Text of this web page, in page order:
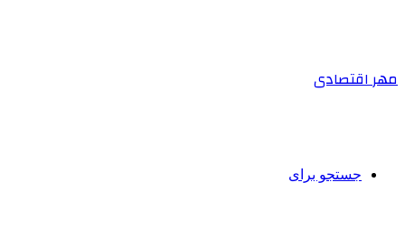
مهر اقتصادی
جستجو برای